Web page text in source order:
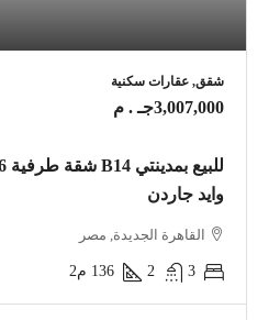
شقق, عقارات سكنية
3,007,000جـ . م
وايد جاردن
القاهرة الجديدة, مصر
3
2
136 م2